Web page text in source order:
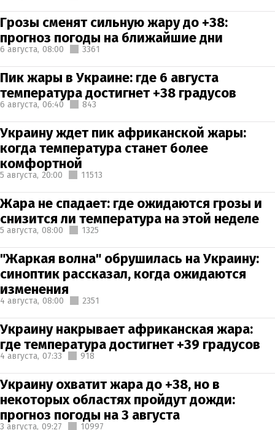
Грозы сменят сильную жару до +38:
прогноз погоды на ближайшие дни
6 августа, 08:00 3361
Пик жары в Украине: где 6 августа
температура достигнет +38 градусов
6 августа, 06:40 843
Украину ждет пик африканской жары:
когда температура станет более
комфортной
5 августа, 20:00 11513
Жара не спадает: где ожидаются грозы и
снизится ли температура на этой неделе
5 августа, 08:00 1325
"Жаркая волна" обрушилась на Украину:
синоптик рассказал, когда ожидаются
изменения
4 августа, 08:00 2351
Украину накрывает африканская жара:
где температура достигнет +39 градусов
4 августа, 07:33 918
Украину охватит жара до +38, но в
некоторых областях пройдут дожди:
прогноз погоды на 3 августа
3 августа, 09:27 10997